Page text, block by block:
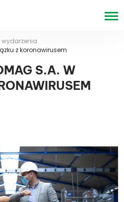
z koronawirusem
S.A. W